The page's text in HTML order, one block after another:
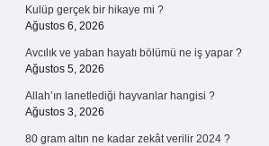
Kulüp gerçek bir hikaye mi ?
Ağustos 6, 2026
Avcılık ve yaban hayatı bölümü ne iş yapar ?
Ağustos 5, 2026
Allah’ın lanetlediği hayvanlar hangisi ?
Ağustos 3, 2026
80 gram altın ne kadar zekât verilir 2024 ?